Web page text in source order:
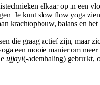
elkaar op in een
Je kunt slow flow yoga
krachtopbouw, balans en
die graag actief zijn, maar
een mooie manier om
ujjayi(-ademhaling) gebruikt,